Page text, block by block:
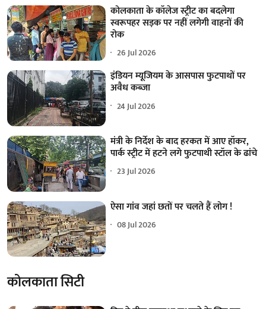
कोलकाता के कॉलेज स्ट्रीट का बदलेगा
स्वरूपहर सड़क पर नहीं लगेगी वाहनों की
रोक
26 Jul 2026
इंडियन म्यूजियम के आसपास फुटपाथों पर
अवैध कब्जा
24 Jul 2026
मंत्री के निर्देश के बाद हरकत में आए हॉकर,
पार्क स्ट्रीट में हटने लगे फुटपाथी स्टॉल के ढांचे
23 Jul 2026
ऐसा गांव जहां छतों पर चलते हैं लोग !
08 Jul 2026
कोलकाता सिटी